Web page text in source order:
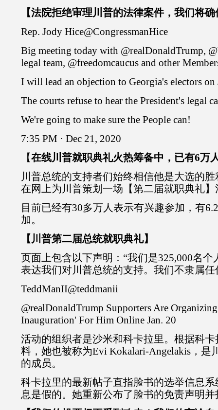
【法院拒绝审理川普的法律案件，我们将
Rep. Jody Hice@CongressmanHice
Big meeting today with @realDonaldTrump,
legal team, @freedomcaucus and other
I will lead an objection to Georgia's electors on
The courts refuse to hear the President's legal
We're going to make sure the People can!
7:35 PM · Dec 21, 2020
【在线川普就职典礼火热筹备中，已有6万
川普总统的支持者们始终相信他是大选的
在网上为川普策划一场【第二届就职典礼】
目前已经有30多万人表示有兴趣参加，有
加。
【川普第二届总统就职典礼】
页面上包含以下声明：“我们是325,000名
表达我们对川普总统的支持。我们不隶属任
TeddManII@teddmanii
@realDonaldTrump Supporters Are
Inauguration' For Him Online Jan. 20
活动的组织者是沙米和科卡拉里。根据科
料，她也被称为Evi Kokalari-Angelakis，是
的成员。
科卡拉里的最新帖子直指脸书的选举信息
息是假的。她重新公布了脸书的免责声明并